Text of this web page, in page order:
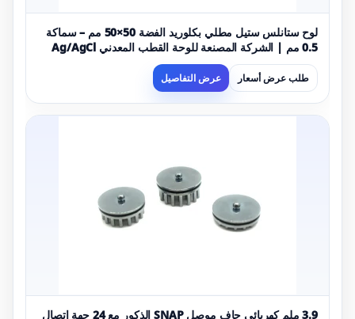
لوح ستانلس ستيل مطلي بكلوريد الفضة 50×50 مم – سماكة
0.5 مم | الشركة المصنعة للوحة القطب المعدني Ag/AgCl
ذات السطح الأملس
طلب عرض أسعار عرض التفاصيل
3.9 ملم كهربائي جاف موصل SNAP الذكور مع 24 جهة اتصال